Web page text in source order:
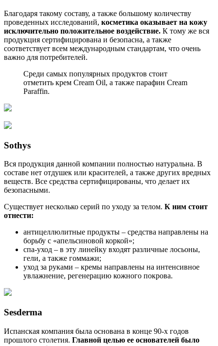
Благодаря такому составу, а также большому количеству
проведенных исследований, косметика оказывает на кожу
исключительно положительное воздействие. К тому же вся
продукция сертифицирована и безопасна, а также
соответствует всем международным стандартам, что очень
важно для потребителей.
Среди самых популярных продуктов стоит
отметить крем Cream Oil, а также парафин Cream
Paraffin.
Sothys
Вся продукция данной компании полностью натуральна. В
составе нет отдушек или красителей, а также других вредных
веществ. Все средства сертифицированы, что делает их
безопасными.
Существует несколько серий по уходу за телом. К ним стоит
отнести:
антицеллюлитные продукты – средства направлены на
борьбу с «апельсиновой коркой»;
спа-уход – в эту линейку входят различные лосьоны,
гели, а также гоммажи;
уход за руками – кремы направлены на интенсивное
увлажнение, регенерацию кожного покрова.
Sesderma
Испанская компания была основана в конце 90-х годов
прошлого столетия. Главной целью ее основателей было